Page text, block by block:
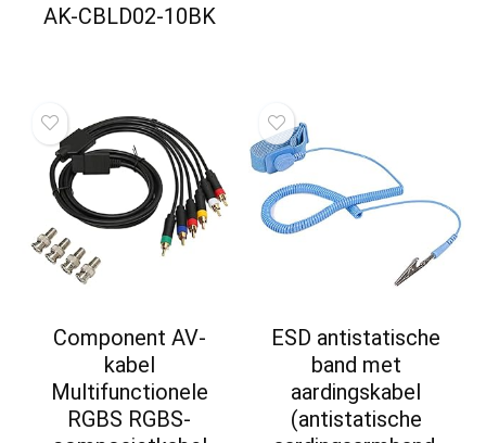
AK-CBLD02-10BK
Component AV-
kabel
Multifunctionele
RGBS RGBS-
ESD antistatische
band met
aardingskabel
(antistatische